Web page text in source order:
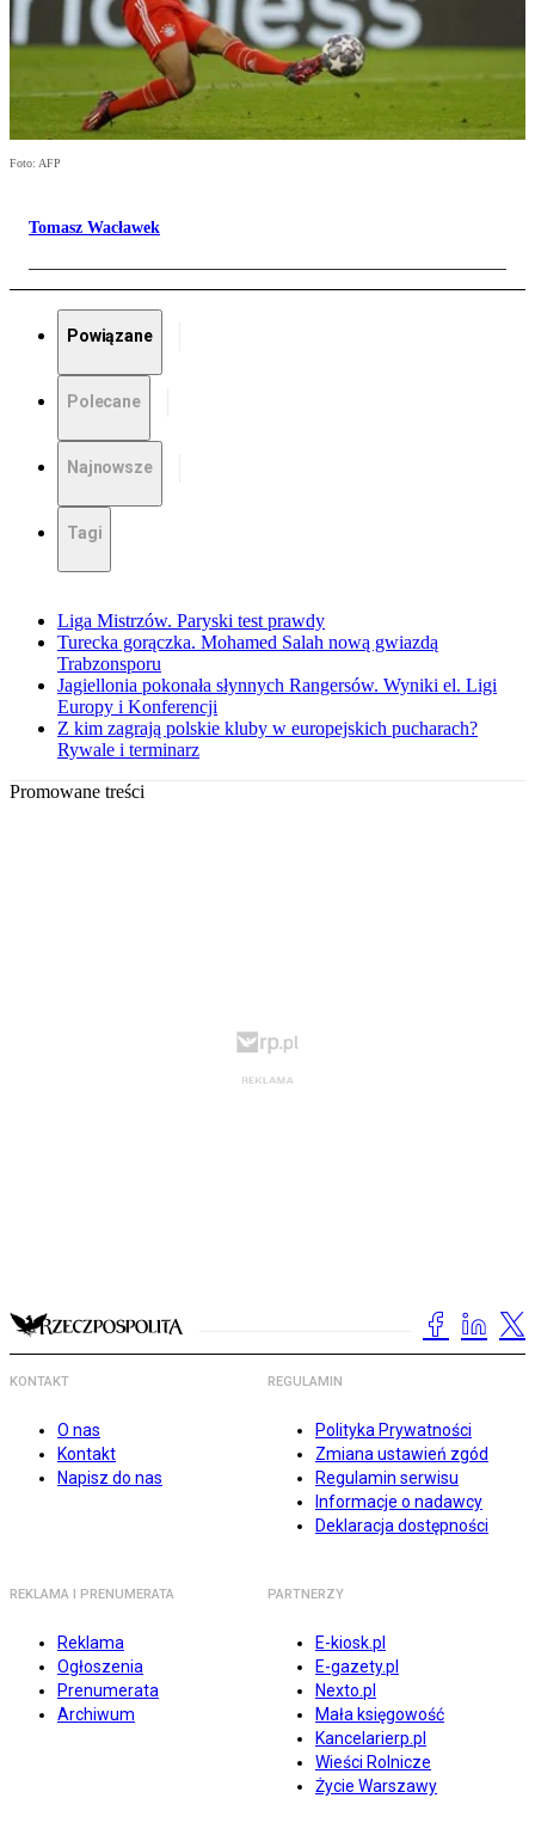
Foto: AFP
Tomasz Wacławek
Powiązane
Polecane
Najnowsze
Tagi
Liga Mistrzów. Paryski test prawdy
Turecka gorączka. Mohamed Salah nową gwiazdą
Trabzonsporu
Jagiellonia pokonała słynnych Rangersów. Wyniki el. Ligi
Europy i Konferencji
Z kim zagrają polskie kluby w europejskich pucharach?
Rywale i terminarz
Promowane treści
KONTAKT
O nas
Kontakt
Napisz do nas
REGULAMIN
Polityka Prywatności
Zmiana ustawień zgód
Regulamin serwisu
Informacje o nadawcy
Deklaracja dostępności
REKLAMA I PRENUMERATA
Reklama
Ogłoszenia
Prenumerata
Archiwum
PARTNERZY
E-kiosk.pl
E-gazety.pl
Nexto.pl
Mała księgowość
Kancelarierp.pl
Wieści Rolnicze
Życie Warszawy